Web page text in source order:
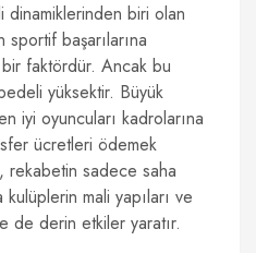
biri olan
başarılarına
bir faktördür. Ancak bu
yüksektir. Büyük
iyi oyuncuları kadrolarına
ücretleri ödemek
rekabetin sadece saha
mali yapıları ve
de derin etkiler yaratır.